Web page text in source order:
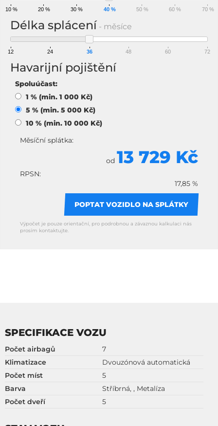
10 % 20 % 30 % 40 % 50 % 60 % 70 %
Délka splácení - měsíce
12 24 36 48 60 72
Havarijní pojištění
Spoluúčast:
1 % (min. 1 000 Kč)
5 % (min. 5 000 Kč)
10 % (min. 10 000 Kč)
Měsíční splátka:
od 13 729 Kč
RPSN:
17,85 %
POPTAT VOZIDLO NA SPLÁTKY
Výpočet je pouze orientační, pro podrobnou a závaznou kalkulaci nás
prosím kontaktujte.
SPECIFIKACE VOZU
Počet airbagů
7
Klimatizace
Dvouzónová automatická
Počet míst
5
Barva
Stříbrná, , Metalíza
Počet dveří
5